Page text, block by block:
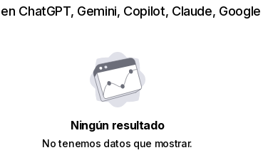
ChatGPT, Gemini, Copilot, Claude,
Ningún resultado
No tenemos datos que mostrar.